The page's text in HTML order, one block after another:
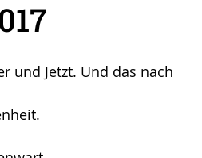
und Jetzt. Und das nach